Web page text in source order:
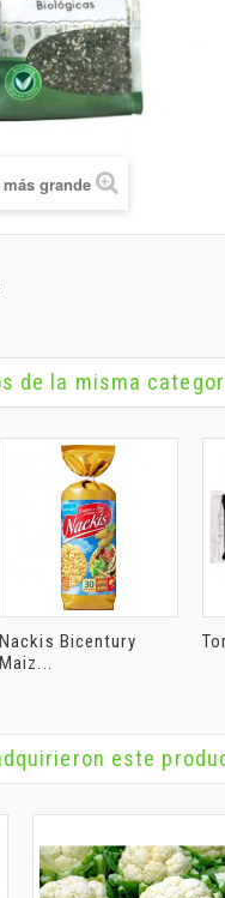
más grande
de la misma
Nackis Bicentury
Maiz...
este